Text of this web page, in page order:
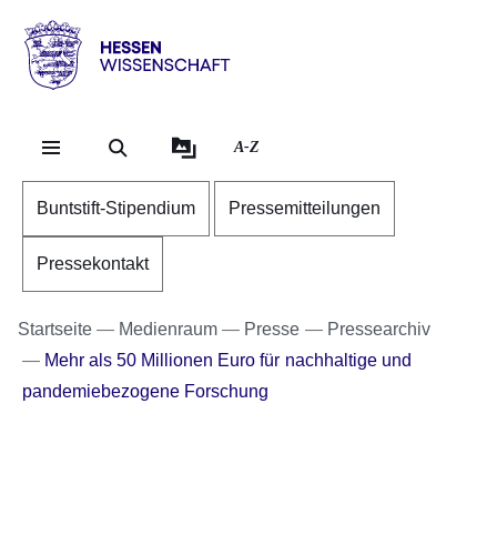
Hessen
Wissenschaft
A-Z
Buntstift-Stipendium Pressemitteilungen
Pressekontakt
Startseite Medienraum Presse
Pressearchiv
Mehr als 50 Millionen Euro für nachhaltige und
pandemiebezogene Forschung